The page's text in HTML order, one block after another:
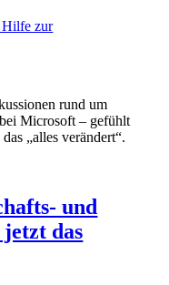
Hilfe zur
rund um
Microsoft – gefühlt
„alles verändert“.
und
das